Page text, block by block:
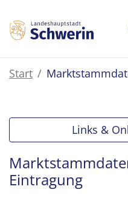
Start
Links &
Eintragung